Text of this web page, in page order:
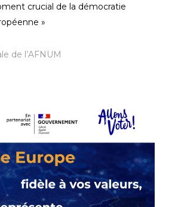
crucial de la démocratie
»
de l’AFNUM